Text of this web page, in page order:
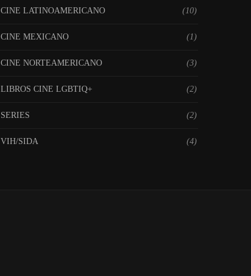
CINE LATINOAMERICANO (10)
CINE MEXICANO (1)
CINE NORTEAMERICANO (3)
LIBROS CINE LGBTIQ+ (2)
SERIES (2)
VIH/SIDA (4)